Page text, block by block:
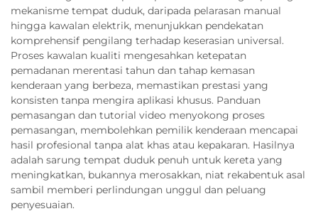
mekanisme tempat duduk, daripada pelarasan manual
hingga kawalan elektrik, menunjukkan pendekatan
komprehensif pengilang terhadap keserasian universal.
Proses kawalan kualiti mengesahkan ketepatan
pemadanan merentasi tahun dan tahap kemasan
kenderaan yang berbeza, memastikan prestasi yang
konsisten tanpa mengira aplikasi khusus. Panduan
pemasangan dan tutorial video menyokong proses
pemasangan, membolehkan pemilik kenderaan mencapai
hasil profesional tanpa alat khas atau kepakaran. Hasilnya
adalah sarung tempat duduk penuh untuk kereta yang
meningkatkan, bukannya merosakkan, niat rekabentuk asal
sambil memberi perlindungan unggul dan peluang
penyesuaian.